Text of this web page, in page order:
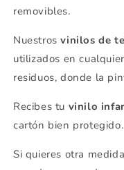
removibles.
Nuestrosvinilos de
utilizados en
residuos, donde la
Recibes tu vinilo
cartón bien protegido.
Si quieres otra